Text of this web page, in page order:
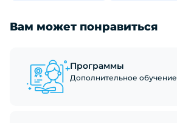
Вам может понравиться
Программы
Дополнительное обучение